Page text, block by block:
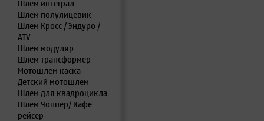
Шлем интеграл
Шлем полулицевик
Шлем Кросс / Эндуро /
ATV
Шлем модуляр
Шлем трансформер
Мотошлем каска
Детский мотошлем
Шлем для квадроцикла
Шлем Чоппер/ Кафе
рейсер